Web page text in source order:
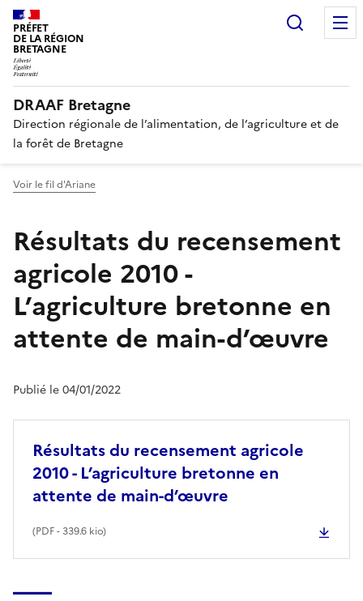
PRÉFET
DE LA RÉGION
BRETAGNE
DRAAF Bretagne
Direction régionale de l’alimentation, de l’agriculture et de
la forêt de Bretagne
Voir le fil d'Ariane
Résultats du recensement
agricole 2010 -
L’agriculture bretonne en
attente de main-d’œuvre
Publié le 04/01/2022
Résultats du recensement agricole
2010 - L’agriculture bretonne en
attente de main-d’œuvre
(PDF- 339.6 kio)